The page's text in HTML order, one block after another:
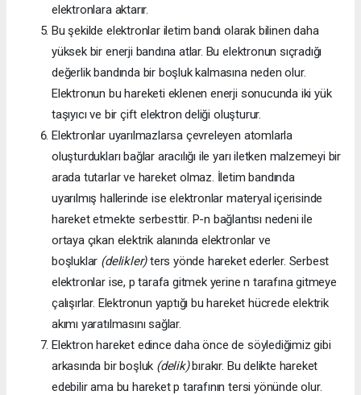
elektronlara aktarır.
Bu şekilde elektronlar iletim bandı olarak bilinen daha
yüksek bir enerji bandına atlar. Bu elektronun sıçradığı
değerlik bandında bir boşluk kalmasına neden olur.
Elektronun bu hareketi eklenen enerji sonucunda iki yük
taşıyıcı ve bir çift elektron deliği oluşturur.
Elektronlar uyarılmazlarsa çevreleyen atomlarla
oluşturdukları bağlar aracılığı ile yarı iletken malzemeyi bir
arada tutarlar ve hareket olmaz. İletim bandında
uyarılmış hallerinde ise elektronlar materyal içerisinde
hareket etmekte serbesttir. P-n bağlantısı nedeni ile
ortaya çıkan elektrik alanında elektronlar ve
boşluklar (delikler)ters yönde hareket ederler. Serbest
elektronlar ise, p tarafa gitmek yerine n tarafına gitmeye
çalışırlar. Elektronun yaptığı bu hareket hücrede elektrik
akımı yaratılmasını sağlar.
Elektron hareket edince daha önce de söylediğimiz gibi
arkasında bir boşluk (delik)bırakır. Bu delikte hareket
edebilir ama bu hareket p tarafının tersi yönünde olur.